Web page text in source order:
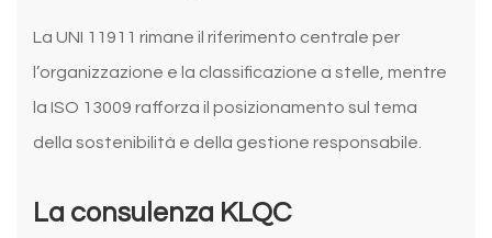
La UNI 11911 rimane il riferimento centrale per
l’organizzazione e la classificazione a stelle, mentre
la ISO 13009 rafforza il posizionamento sul tema
della sostenibilità e della gestione responsabile.
La consulenza KLQC